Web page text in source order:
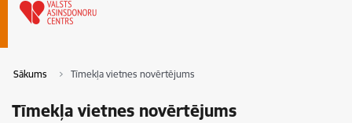
Sākums Tīmekļa vietnes novērtējums
Tīmekļa vietnes novērtējums